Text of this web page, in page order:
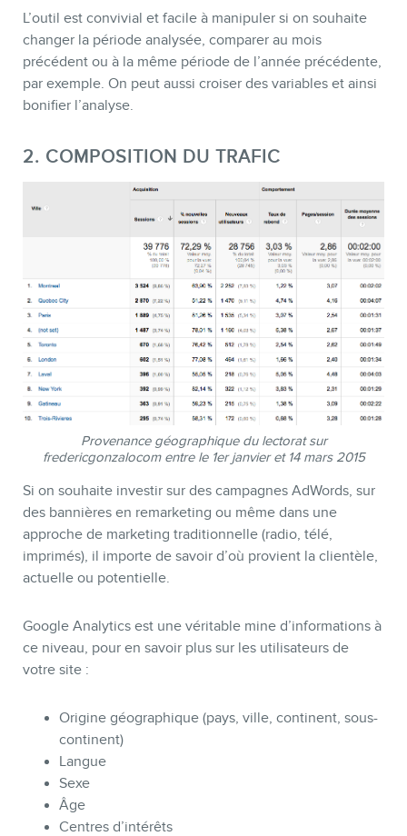
CONTACT
MEMBRES
INFOLETTRE
L’outil est convivial et facile à manipuler si on souhaite
changer la période analysée, comparer au mois
précédent ou à la même période de l’année précédente,
par exemple. On peut aussi croiser des variables et ainsi
bonifier l’analyse.
2. COMPOSITION DU TRAFIC
Provenance géographique du lectorat sur
fredericgonzalocom entre le 1er janvier et 14 mars 2015
Si on souhaite investir sur des campagnes AdWords, sur
des bannières en remarketing ou même dans une
approche de marketing traditionnelle (radio, télé,
imprimés), il importe de savoir d’où provient la clientèle,
actuelle ou potentielle.
Google Analytics est une véritable mine d’informations à
ce niveau, pour en savoir plus sur les utilisateurs de
votre site :
Origine géographique (pays, ville, continent, sous-
continent)
Langue
Sexe
Âge
Centres d’intérêts